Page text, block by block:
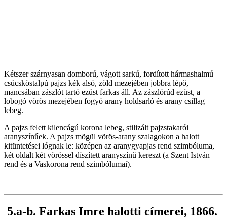
Kétszer szárnyasan domború, vágott sarkú, fordított hármashalmú
csücsköstalpú pajzs kék alsó, zöld mezejében jobbra lépő,
mancsában zászlót tartó ezüst farkas áll. Az zászlórúd ezüst, a
lobogó vörös mezejében fogyó arany holdsarló és arany csillag
lebeg.
A pajzs felett kilencágú korona lebeg, stilizált pajzstakarói
aranyszínűek. A pajzs mögül vörös-arany szalagokon a halott
kitüntetései lógnak le: középen az aranygyapjas rend szimbóluma,
két oldalt két vörössel díszített aranyszínű kereszt (a Szent István
rend és a Vaskorona rend szimbólumai).
5.a-b. Farkas Imre halotti címerei, 1866.